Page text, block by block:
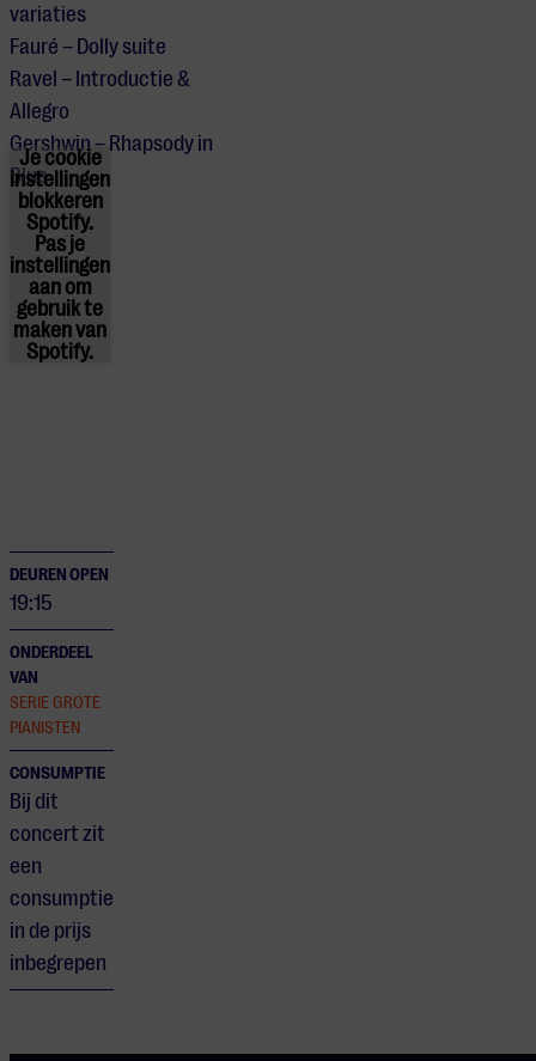
variaties
Fauré – Dolly suite
Ravel – Introductie &
Allegro
Gershwin – Rhapsody in
Blue
Je cookie
instellingen
blokkeren
Spotify.
Pas je
instellingen
aan om
gebruik te
maken van
Spotify.
DEUREN OPEN
19:15
ONDERDEEL
VAN
SERIE GROTE
PIANISTEN
CONSUMPTIE
Bij dit
concert zit
een
consumptie
in de prijs
inbegrepen